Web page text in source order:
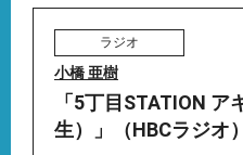
ラジオ
小橋 亜樹
「5丁目STATION ア
生）」（HBCラジオ）